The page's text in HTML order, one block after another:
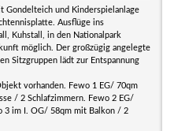
Gondelteich und Kinderspielanlage
Ausflüge ins
Kuhstall, in den Nationalpark
möglich. Der großzügig angelegte
Sitzgruppen lädt zur Entspannung
vorhanden. Fewo 1 EG/ 70qm
/ 2 Schlafzimmern. Fewo 2 EG/
3 im I. OG/ 58qm mit Balkon / 2